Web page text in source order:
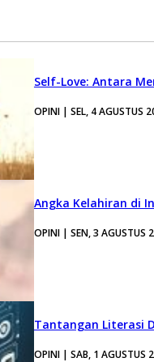
Self-Love: Antara
OPINI | SEL, 4 AGUSTUS
Angka Kelahiran di
OPINI | SEN, 3 AGUSTUS
Tantangan Literasi
OPINI | SAB, 1 AGUSTUS